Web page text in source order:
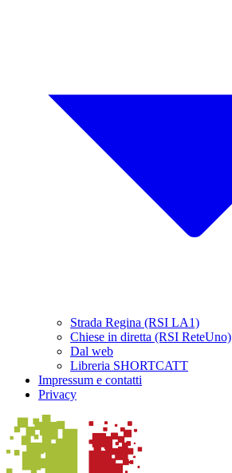
Strada Regina (RSI LA1)
Chiese in diretta (RSI ReteUno)
Dal web
Libreria SHORTCATT
Impressum e contatti
Privacy